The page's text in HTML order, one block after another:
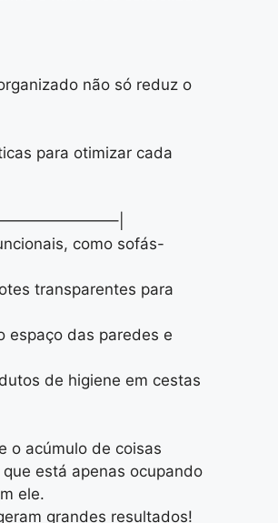
não só reduz o
para otimizar cada
como sofás-
transparentes para
espaço das paredes e
de higiene em cestas
o acúmulo de coisas
está apenas ocupando
ele.
grandes resultados!